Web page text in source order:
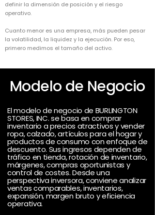
definir la dimensión de posición y el riesgo
operativo.
Cuanto menor es una empresa, más pueden pesar
la volatilidad, la liquidez y la ejecución. Por eso,
primero medimos el tamaño del activo.
Modelo de Negocio
El modelo de negocio de BURLINGTON
STORES, INC. se basa en comprar
inventario a precios atractivos y vender
ropa, calzado, artículos para el hogar y
productos de consumo con enfoque de
descuento. Sus ingresos dependen de
tráfico en tienda, rotación de inventario,
márgenes, compras oportunistas y
control de costes. Desde una
perspectiva inversora, conviene analizar
ventas comparables, inventarios,
expansión, margen bruto y eficiencia
operativa.